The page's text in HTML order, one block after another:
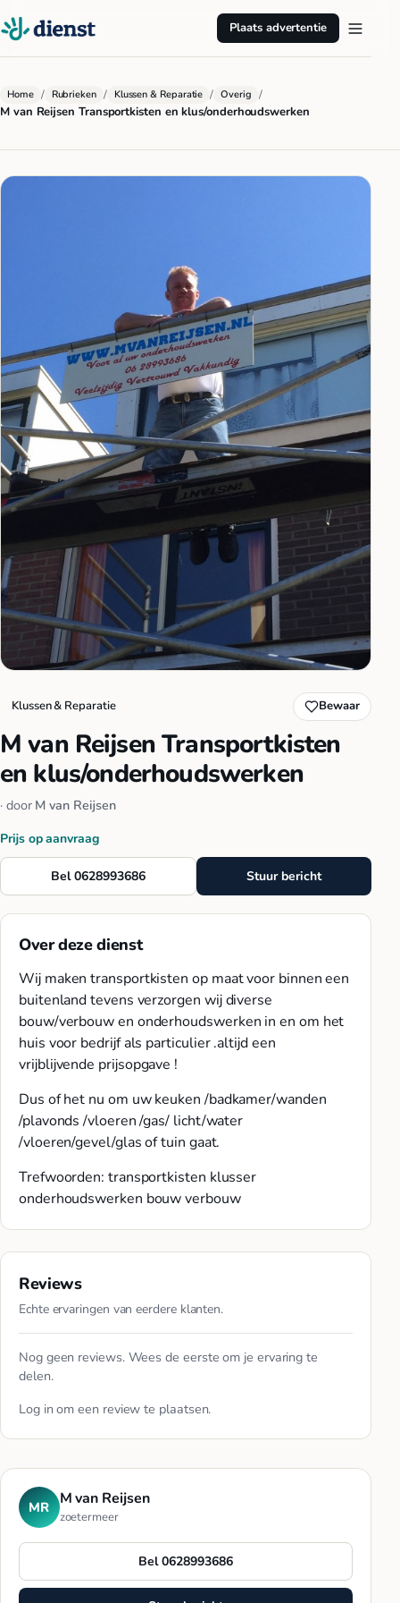
Plaats advertentie
Home / Rubrieken / Klussen & Reparatie / Overig /
M van Reijsen Transportkisten en klus/onderhoudswerken
Klussen & Reparatie Bewaar
M van Reijsen Transportkisten
en klus/onderhoudswerken
· door M van Reijsen
Prijs op aanvraag
Bel 0628993686 Stuur bericht
Over deze dienst
Wij maken transportkisten op maat voor binnen een
buitenland tevens verzorgen wij diverse
bouw/verbouw en onderhoudswerken in en om het
huis voor bedrijf als particulier .altijd een
vrijblijvende prijsopgave !
Dus of het nu om uw keuken /badkamer/wanden
/plavonds /vloeren /gas/ licht/water
/vloeren/gevel/glas of tuin gaat.
Trefwoorden: transportkisten klusser
onderhoudswerken bouw verbouw
Reviews
Echte ervaringen van eerdere klanten.
Nog geen reviews. Wees de eerste om je ervaring te
delen.
Log in om een review te plaatsen.
MR M van Reijsen
zoetermeer
Bel 0628993686